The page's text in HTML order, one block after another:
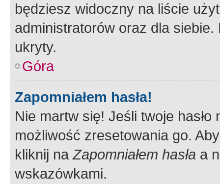
będziesz widoczny na liście
administratorów oraz dla
ukryty.
Góra
Zapomniałem hasła!
Nie martw się! Jeśli twoje
możliwość zresetowania go.
kliknij naZapomniałem hasła a
wskazówkami.